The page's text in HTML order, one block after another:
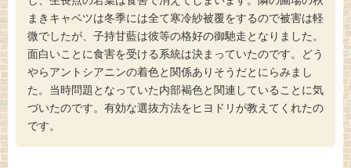
まきキャベツは冬季には全て寒冷紗被覆をするので被害は軽
微でしたが、子持甘藍は彼等の格好の御馳走となりました。
面白いことに食害を受ける系統は決まっていたのです。どう
やらアントシアニンの着色と関係ありそうだとにらみまし
た。当時問題となっていた内部褐色と関連していることに気
づいたのです。有効な選抜方法をヒヨドリが教えてくれたの
です。